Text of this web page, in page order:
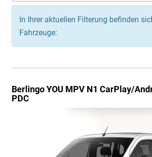
In Ihrer aktuellen Filterung befinden
Fahrzeuge:
BerlingoYOU MPV N1 CarPlay/
PDC